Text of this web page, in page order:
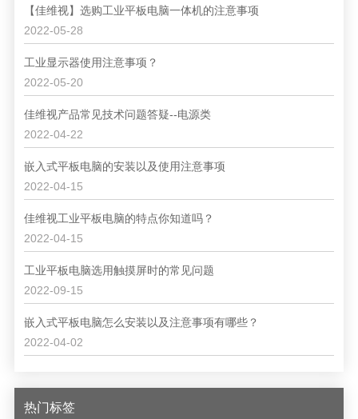
【佳维视】选购工业平板电脑一体机的注意事项
2022-05-28
工业显示器使用注意事项？
2022-05-20
佳维视产品常见技术问题答疑--电源类
2022-04-22
嵌入式平板电脑的安装以及使用注意事项
2022-04-15
佳维视工业平板电脑的特点你知道吗？
2022-04-15
工业平板电脑选用触摸屏时的常见问题
2022-09-15
嵌入式平板电脑怎么安装以及注意事项有哪些？
2022-04-02
热门标签